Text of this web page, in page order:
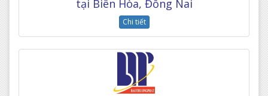
tại Biên Hòa, Đồng Nai
Chi tiết